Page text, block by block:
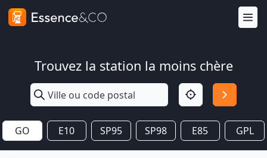
Trouvez la station la moins chère
GO E10 SP95 SP98 E85 GPL